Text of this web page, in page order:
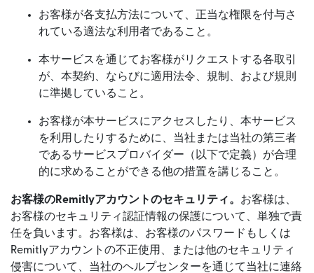
お客様が各支払方法について、正当な権限を付与さ
れている適法な利用者であること。
本サービスを通じてお客様がリクエストする各取引
が、本契約、ならびに適用法令、規制、および規則
に準拠していること。
お客様が本サービスにアクセスしたり、本サービス
を利用したりするために、当社または当社の第三者
であるサービスプロバイダー（以下で定義）が合理
的に求めることができる他の措置を講じること。
お客様のRemitlyアカウントのセキュリティ。 お客様は、
お客様のセキュリティ認証情報の保護について、単独で責
任を負います。お客様は、お客様のパスワードもしくは
Remitlyアカウントの不正使用、または他のセキュリティ
侵害について、当社のヘルプセンターを通じて当社に連絡